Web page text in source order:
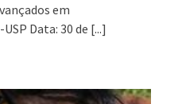
em
Data: 30 de [...]